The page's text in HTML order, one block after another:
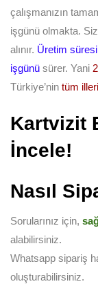
çalışmanızın
işgünü olmakta.
alınır. Üretim
işgünü sürer. Yani
Türkiye’nin tüm
Kartvizit
İncele!
Nasıl
Sorularınız için,
alabilirsiniz.
Whatsapp sipariş
oluşturabilirsiniz.